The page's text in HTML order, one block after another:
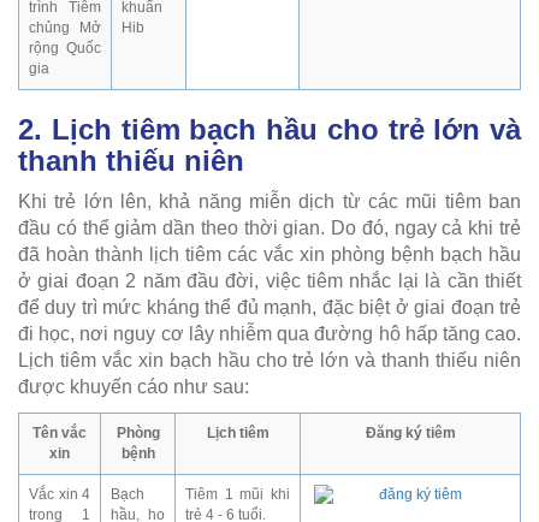
trình Tiêm
chủng Mở
rộng Quốc
gia
khuẩn
Hib
2. Lịch tiêm bạch hầu cho trẻ lớn và
thanh thiếu niên
Khi trẻ lớn lên, khả năng miễn dịch từ các mũi tiêm ban
đầu có thể giảm dần theo thời gian. Do đó, ngay cả khi trẻ
đã hoàn thành lịch tiêm các vắc xin phòng bệnh bạch hầu
ở giai đoạn 2 năm đầu đời, việc tiêm nhắc lại là cần thiết
để duy trì mức kháng thể đủ mạnh, đặc biệt ở giai đoạn trẻ
đi học, nơi nguy cơ lây nhiễm qua đường hô hấp tăng cao.
Lịch tiêm vắc xin bạch hầu cho trẻ lớn và thanh thiếu niên
được khuyến cáo như sau:
Tên vắc
xin
Phòng
bệnh
Lịch tiêm Đăng ký tiêm
Vắc xin 4
trong 1
Bạch
hầu, ho
Tiêm 1 mũi khi
trẻ 4 - 6 tuổi.